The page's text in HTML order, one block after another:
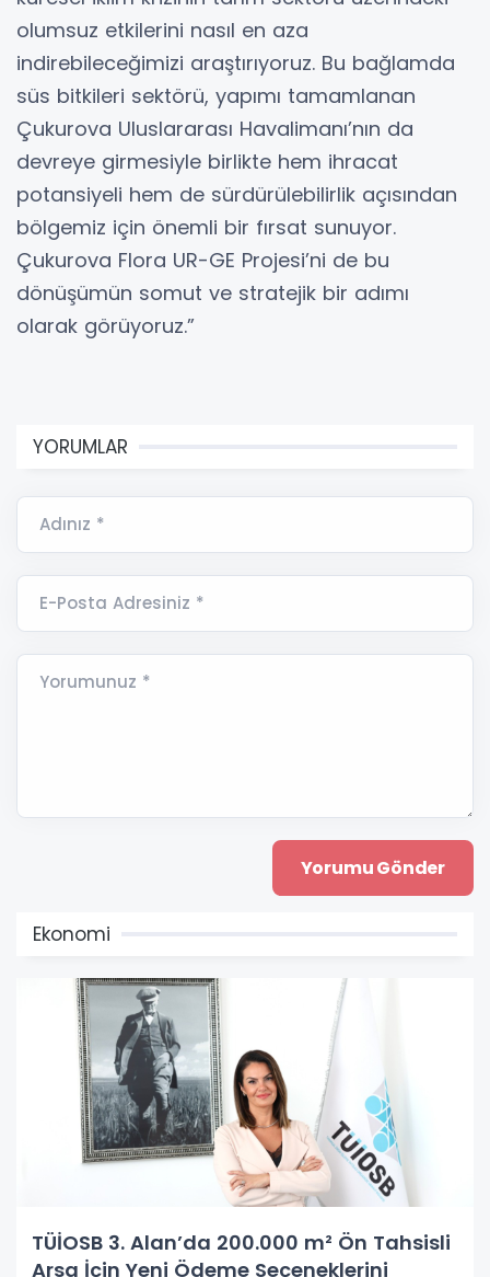
olumsuz etkilerini nasıl en aza
indirebileceğimizi araştırıyoruz. Bu bağlamda
süs bitkileri sektörü, yapımı tamamlanan
Çukurova Uluslararası Havalimanı’nın da
devreye girmesiyle birlikte hem ihracat
potansiyeli hem de sürdürülebilirlik açısından
bölgemiz için önemli bir fırsat sunuyor.
Çukurova Flora UR-GE Projesi’ni de bu
dönüşümün somut ve stratejik bir adımı
olarak görüyoruz.”
YORUMLAR
Adınız *
E-Posta Adresiniz *
Yorumunuz *
Ekonomi
TÜİOSB 3. Alan’da 200.000 m² Ön Tahsisli
Arsa İçin Yeni Ödeme Seçeneklerini